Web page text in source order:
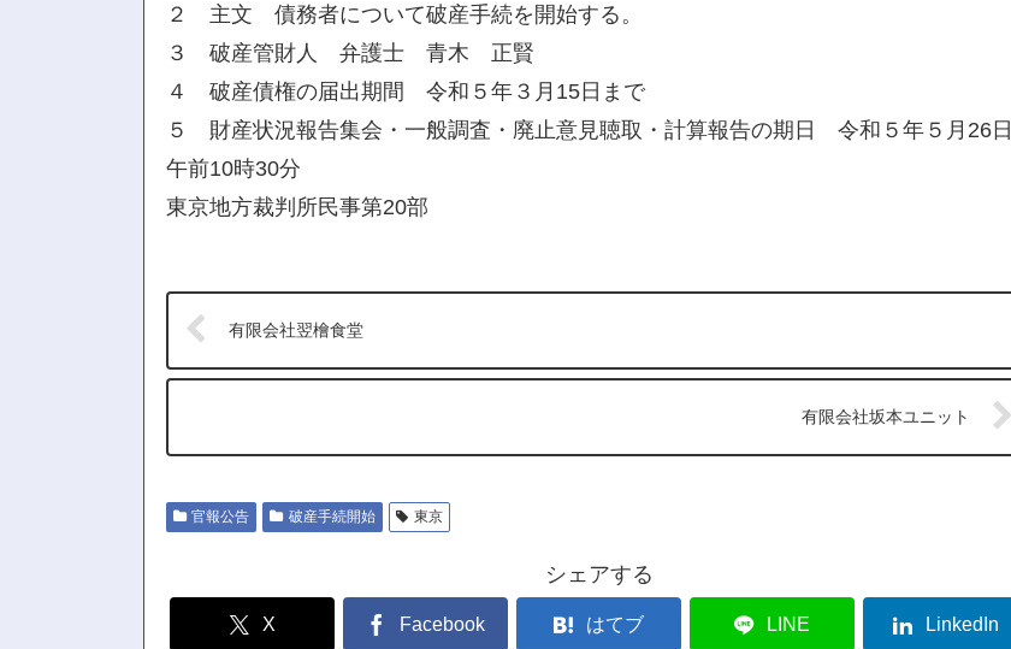
２ 主文 債務者について破産手続を開始する。
３ 破産管財人 弁護士 青木 正賢
４ 破産債権の届出期間 令和５年３月15日まで
５ 財産状況報告集会・一般調査・廃止意見聴取・計算報告の期日 令和５年５月26日
午前10時30分
東京地方裁判所民事第20部
有限会社翌檜食堂
有限会社坂本ユニット
官報公告 破産手続開始 東京
シェアする
X Facebook はてブ LINE LinkedIn